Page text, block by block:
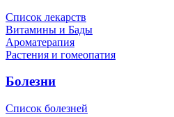
Список лекарств
Витамины и Бады
Ароматерапия
Растения и гомеопатия
Болезни
Список болезней